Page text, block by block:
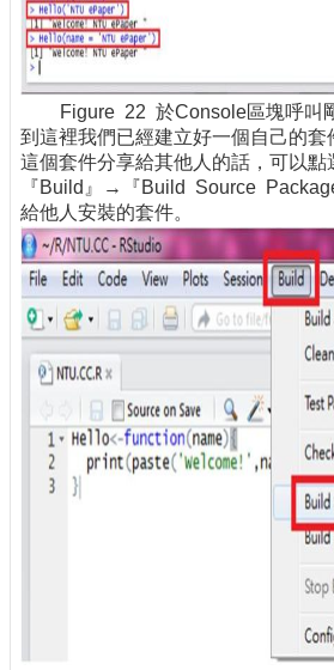
Figure 22 於Console區塊呼叫
到這裡我們已經建立好一個自己的套
這個套件分享給其他人的話，可以點
『Build』→『Build Source
給他人安裝的套件。